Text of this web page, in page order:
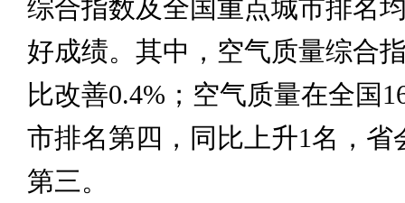
综合指数及全国重点城市排名
好成绩。其中，空气质量综合
比改善0.4%；空气质量在全国
市排名第四，同比上升1名，省
第三。